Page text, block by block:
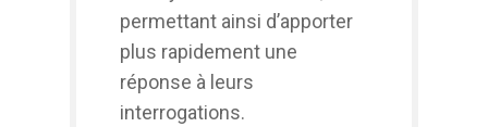
permettant ainsi d’apporter
plus rapidement une
réponse à leurs
interrogations.